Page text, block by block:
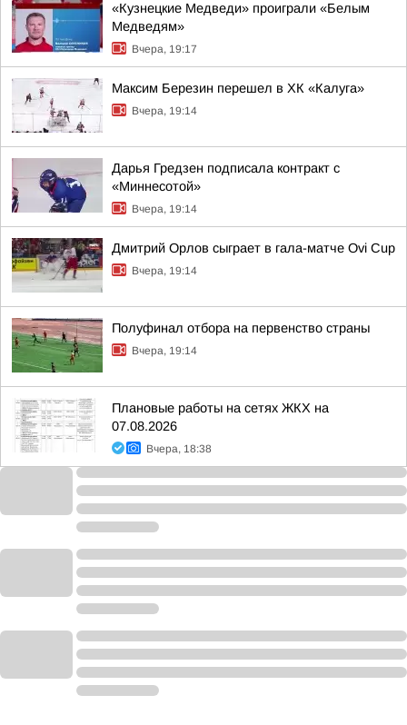
«Кузнецкие Медведи» проиграли «Белым
Медведям»
Вчера, 19:17
Максим Березин перешел в ХК «Калуга»
Вчера, 19:14
Дарья Гредзен подписала контракт с
«Миннесотой»
Вчера, 19:14
Дмитрий Орлов сыграет в гала-матче Ovi Cup
Вчера, 19:14
Полуфинал отбора на первенство страны
Вчера, 19:14
Плановые работы на сетях ЖКХ на
07.08.2026
Вчера, 18:38